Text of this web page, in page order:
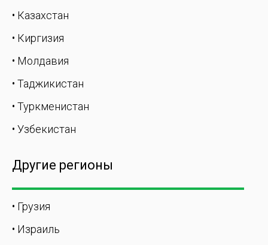
• Казахстан
• Киргизия
• Молдавия
• Таджикистан
• Туркменистан
• Узбекистан
Другие регионы
• Грузия
• Израиль